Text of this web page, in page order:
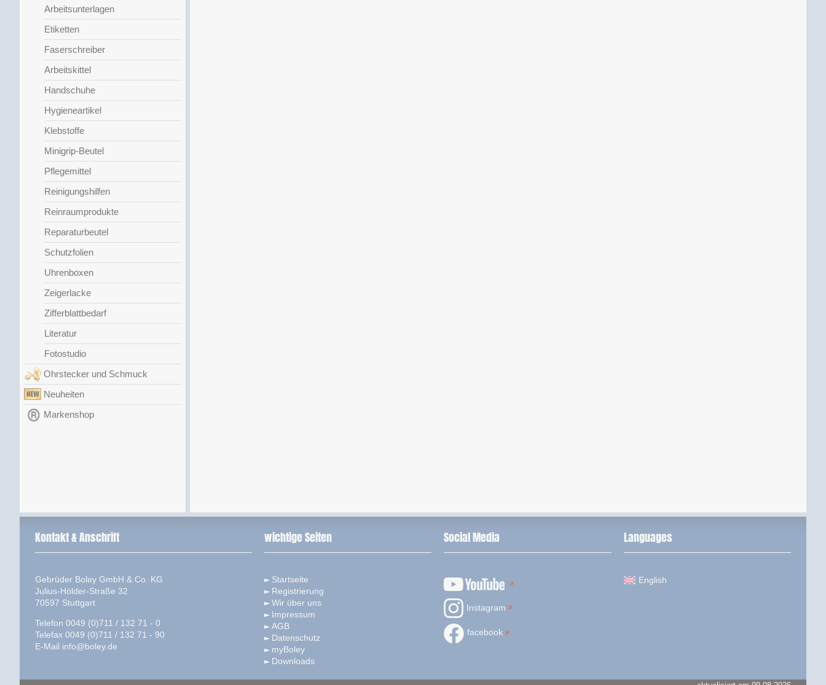
Arbeitsunterlagen
Etiketten
Faserschreiber
Arbeitskittel
Handschuhe
Hygieneartikel
Klebstoffe
Minigrip-Beutel
Pflegemittel
Reinigungshilfen
Reinraumprodukte
Reparaturbeutel
Schutzfolien
Uhrenboxen
Zeigerlacke
Zifferblattbedarf
Literatur
Fotostudio
Ohrstecker und Schmuck
Neuheiten
Markenshop
Kontakt & Anschrift
Gebrüder Boley GmbH & Co. KG
Julius-Hölder-Straße 32
70597 Stuttgart
Telefon 0049 (0)711 / 132 71 - 0
Telefax 0049 (0)711 / 132 71 - 90
E-Mail info@boley.de
wichtige Seiten
Startseite
Registrierung
Wir über uns
Impressum
AGB
Datenschutz
myBoley
Downloads
Social Media
Instagram
facebook
Languages
English